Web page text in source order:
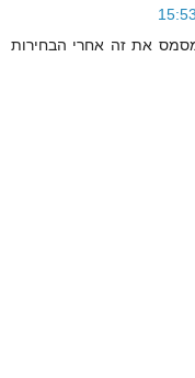
את זה אחרי הבחירות